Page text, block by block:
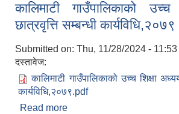
वितरण निर्देशिका, २०७९
कालिमाटी गाउँपालिकाको
छात्रवृत्ति सम्बन्धी कार्यविधि,२०७९
Submitted on: Thu, 11/28/2024 - 11:53
दस्तावेज:
कालिमाटी गाउँपालिकाको उच्च शिक्षा
कार्यविधि,२०७९.pdf
Read more